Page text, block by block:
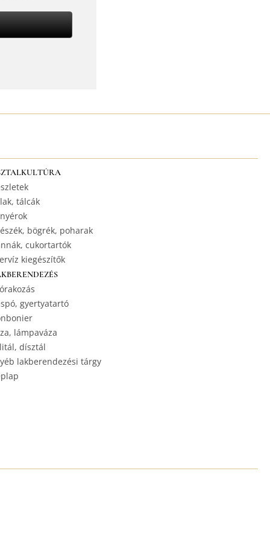
tálcák
bögrék, poharak
cukortartók
kiegészítők
gyertyatartó
lámpaváza
dísztál
lakberendezési tárgy